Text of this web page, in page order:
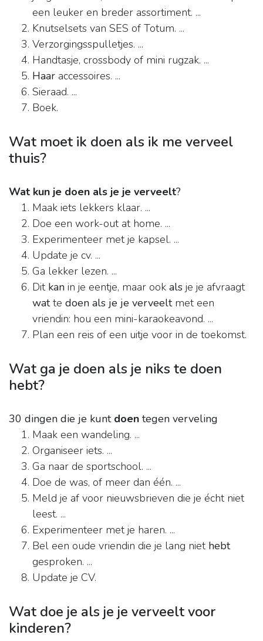
een leuker en breder assortiment. ...
Knutselsets van SES of Totum. ...
Verzorgingsspulletjes. ...
Handtasje, crossbody of mini rugzak. ...
Haar accessoires. ...
Sieraad. ...
Boek.
Wat moet ik doen als ik me verveel
thuis?
Wat kun je doen als je je verveelt?
Maak iets lekkers klaar. ...
Doe een work-out at home. ...
Experimenteer met je kapsel. ...
Update je cv. ...
Ga lekker lezen. ...
Dit kan in je eentje, maar ook als je je afvraagt
watte doen als je je verveeltmet een
vriendin: hou een mini-karaokeavond. ...
Plan een reis of een uitje voor in de toekomst.
Wat ga je doen als je niks te doen
hebt?
30 dingen die je kunt doen tegen verveling
Maak een wandeling. ...
Organiseer iets. ...
Ga naar de sportschool. ...
Doe de was, of meer dan één. ...
Meld je af voor nieuwsbrieven die je écht niet
leest. ...
Experimenteer met je haren. ...
Bel een oude vriendin die je lang niet hebt
gesproken. ...
Update je CV.
Wat doe je als je je verveelt voor
kinderen?